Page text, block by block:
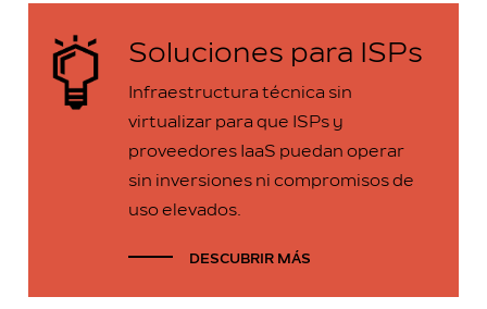
Soluciones para ISPs
Infraestructura técnica sin
virtualizar para que ISPs y
proveedores IaaS puedan operar
sin inversiones ni compromisos de
uso elevados.
DESCUBRIR MÁS